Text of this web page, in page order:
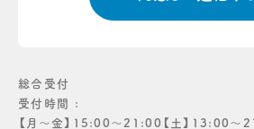
総合受付
受付時間 :
【月〜金】15:00〜21:00【土】13:00〜